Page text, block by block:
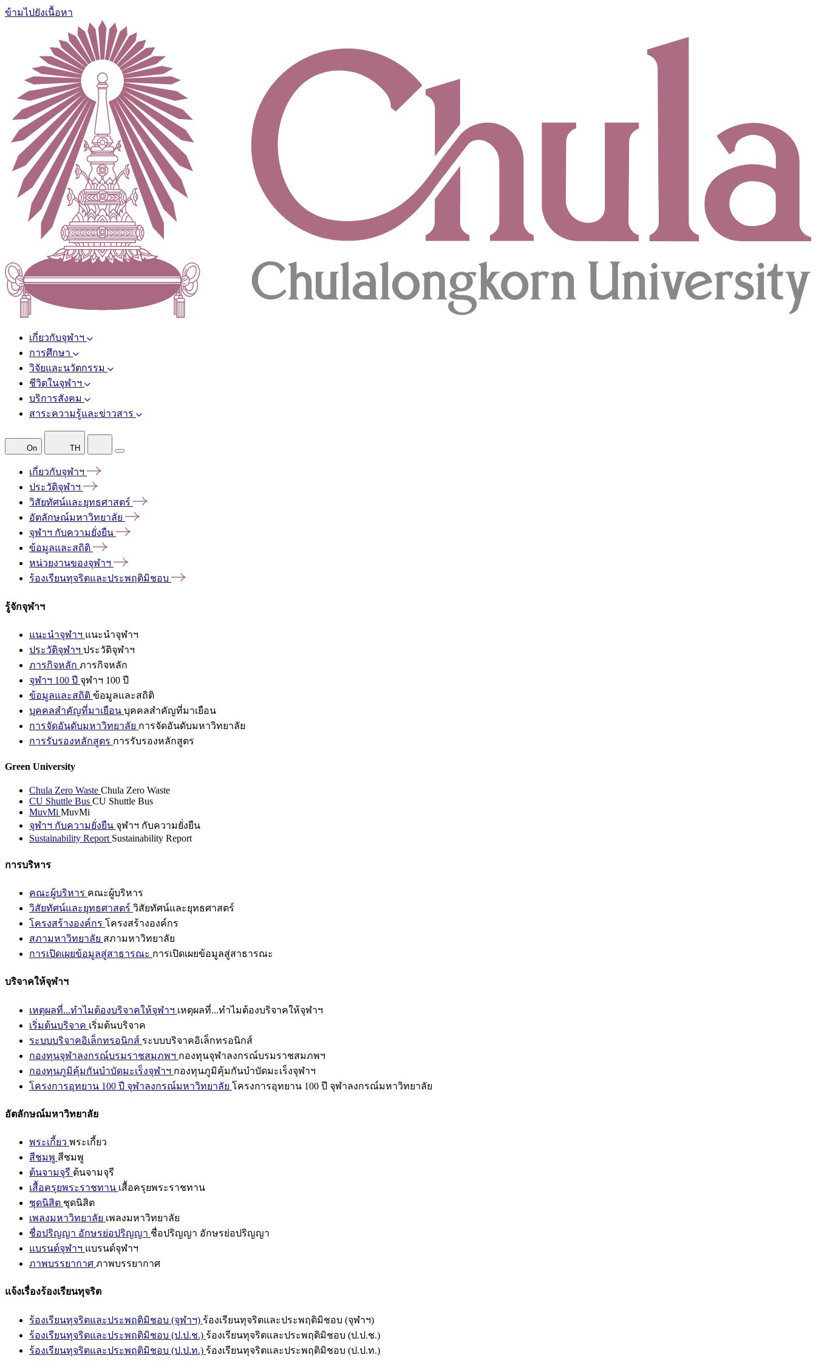
ข้ามไปยังเนื้อหา
เกี่ยวกับจุฬาฯ
การศึกษา
วิจัยและนวัตกรรม
ชีวิตในจุฬาฯ
บริการสังคม
สาระความรู้และข่าวสาร
On TH
เกี่ยวกับจุฬาฯ
ประวัติจุฬาฯ
วิสัยทัศน์และยุทธศาสตร์
อัตลักษณ์มหาวิทยาลัย
จุฬาฯ กับความยั่งยืน
ข้อมูลและสถิติ
หน่วยงานของจุฬาฯ
ร้องเรียนทุจริตและประพฤติมิชอบ
รู้จักจุฬาฯ
แนะนำจุฬาฯ แนะนำจุฬาฯ
ประวัติจุฬาฯ ประวัติจุฬาฯ
ภารกิจหลัก ภารกิจหลัก
จุฬาฯ 100 ปี จุฬาฯ 100 ปี
ข้อมูลและสถิติ ข้อมูลและสถิติ
บุคคลสำคัญที่มาเยือน บุคคลสำคัญที่มาเยือน
การจัดอันดับมหาวิทยาลัย การจัดอันดับมหาวิทยาลัย
การรับรองหลักสูตร การรับรองหลักสูตร
Green University
Chula Zero Waste Chula Zero Waste
CU Shuttle Bus CU Shuttle Bus
MuvMi MuvMi
จุฬาฯ กับความยั่งยืน จุฬาฯ กับความยั่งยืน
Sustainability Report Sustainability Report
การบริหาร
คณะผู้บริหาร คณะผู้บริหาร
วิสัยทัศน์และยุทธศาสตร์ วิสัยทัศน์และยุทธศาสตร์
โครงสร้างองค์กร โครงสร้างองค์กร
สภามหาวิทยาลัย สภามหาวิทยาลัย
การเปิดเผยข้อมูลสู่สาธารณะ การเปิดเผยข้อมูลสู่สาธารณะ
บริจาคให้จุฬาฯ
เหตุผลที่...ทำไมต้องบริจาคให้จุฬาฯ เหตุผลที่...ทำไมต้องบริจาคให้จุฬาฯ
เริ่มต้นบริจาค เริ่มต้นบริจาค
ระบบบริจาคอิเล็กทรอนิกส์ ระบบบริจาคอิเล็กทรอนิกส์
กองทุนจุฬาลงกรณ์บรมราชสมภพฯ กองทุนจุฬาลงกรณ์บรมราชสมภพฯ
กองทุนภูมิคุ้มกันบำบัดมะเร็งจุฬาฯ กองทุนภูมิคุ้มกันบำบัดมะเร็งจุฬาฯ
โครงการอุทยาน 100 ปี จุฬาลงกรณ์มหาวิทยาลัย โครงการอุทยาน 100 ปี จุฬาลงกรณ์มหาวิทยาลัย
อัตลักษณ์มหาวิทยาลัย
พระเกี้ยว พระเกี้ยว
สีชมพู สีชมพู
ต้นจามจุรี ต้นจามจุรี
เสื้อครุยพระราชทาน เสื้อครุยพระราชทาน
ชุดนิสิต ชุดนิสิต
เพลงมหาวิทยาลัย เพลงมหาวิทยาลัย
ชื่อปริญญา อักษรย่อปริญญา ชื่อปริญญา อักษรย่อปริญญา
แบรนด์จุฬาฯ แบรนด์จุฬาฯ
ภาพบรรยากาศ ภาพบรรยากาศ
แจ้งเรื่องร้องเรียนทุจริต
ร้องเรียนทุจริตและประพฤติมิชอบ (จุฬาฯ) ร้องเรียนทุจริตและประพฤติมิชอบ (จุฬาฯ)
ร้องเรียนทุจริตและประพฤติมิชอบ (ป.ป.ช.) ร้องเรียนทุจริตและประพฤติมิชอบ (ป.ป.ช.)
ร้องเรียนทุจริตและประพฤติมิชอบ (ป.ป.ท.) ร้องเรียนทุจริตและประพฤติมิชอบ (ป.ป.ท.)